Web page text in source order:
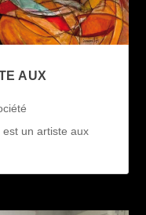
AUX
un artiste aux